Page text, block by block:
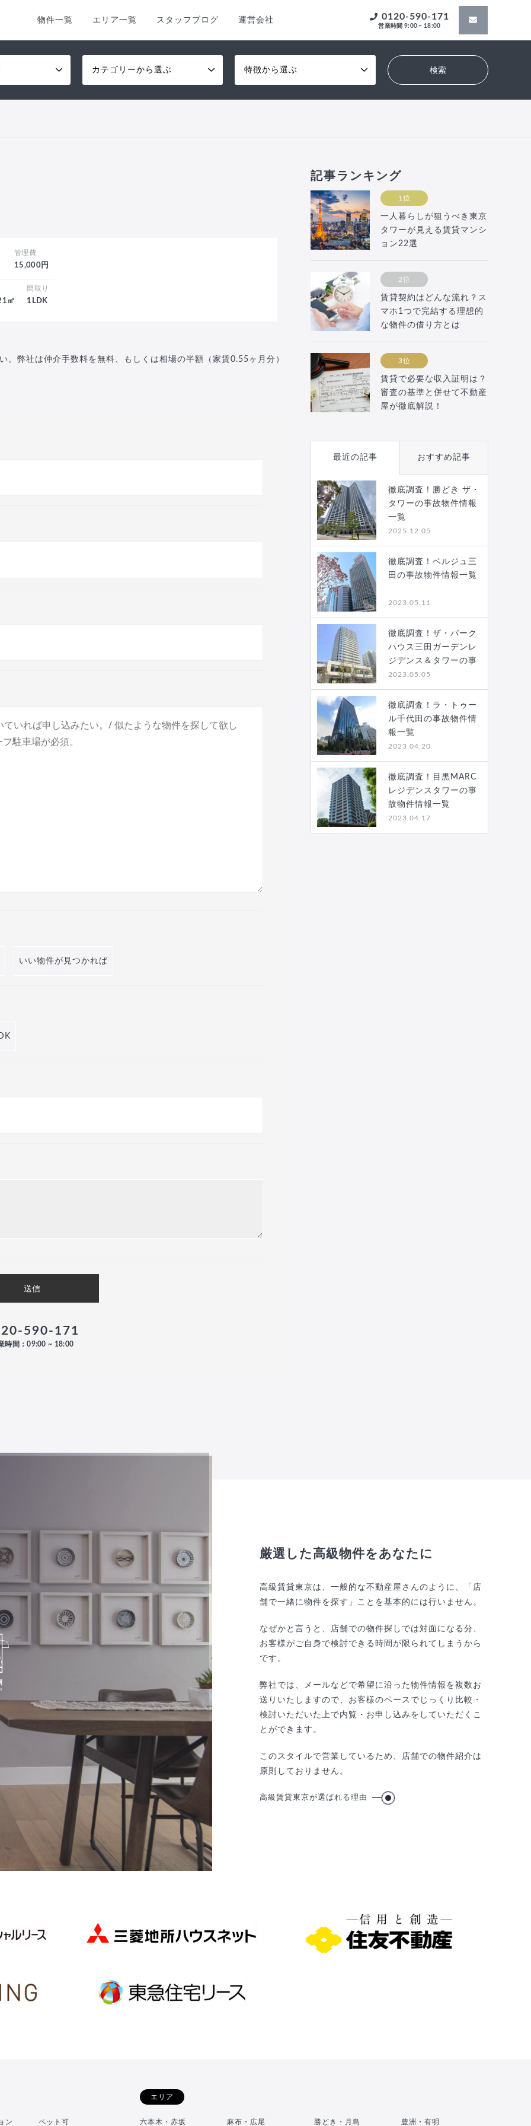
物件一覧 エリア一覧 スタッフブログ 運営会社 0120-590-171
営業時間 9:00 ~ 18:00
カテゴリーから選ぶ 特徴から選ぶ
管理費
15,000円
㎡
間取り
1LDK
。弊社は仲介手数料を無料、もしくは相場の半額（家賃0.55ヶ月分）
いい物件が見つかれば
590-171
時間：09:00 ~ 18:00
記事ランキング
1位
一人暮らしが狙うべき東京
タワーが見える賃貸マンシ
ョン22選
2位
賃貸契約はどんな流れ？ス
マホ1つで完結する理想的
な物件の借り方とは
3位
賃貸で必要な収入証明は？
審査の基準と併せて不動産
屋が徹底解説！
最近の記事 おすすめ記事
徹底調査！勝どき ザ・
タワーの事故物件情報
一覧
2025.12.05
徹底調査！ベルジュ三
田の事故物件情報一覧
2023.05.11
徹底調査！ザ・パーク
ハウス三田ガーデンレ
ジデンス＆タワーの事
故…
2023.05.05
徹底調査！ラ・トゥー
ル千代田の事故物件情
報一覧
2023.04.20
徹底調査！目黒MARC
レジデンスタワーの事
故物件情報一覧
2023.04.17
厳選した高級物件をあなたに
高級賃貸東京は、一般的な不動産屋さんのように、「店
舗で一緒に物件を探す」ことを基本的には行いません。
なぜかと言うと、店舗での物件探しでは対面になる分、
お客様がご自身で検討できる時間が限られてしまうから
です。
弊社では、メールなどで希望に沿った物件情報を複数お
送りいたしますので、お客様のペースでじっくり比較・
検討いただいた上で内覧・お申し込みをしていただくこ
とができます。
このスタイルで営業しているため、店舗での物件紹介は
原則しておりません。
高級賃貸東京が選ばれる理由
ン ペット可
エリア
六本木・赤坂 麻布・広尾 勝どき・月島 豊洲・有明